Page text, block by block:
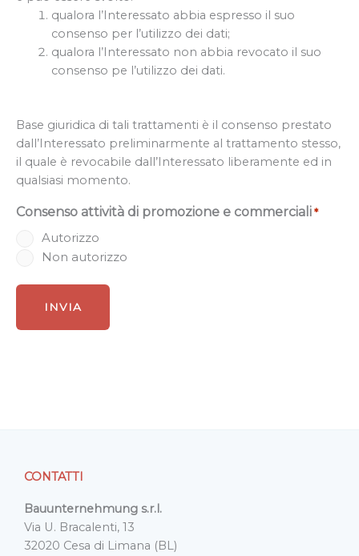
qualora l’Interessato abbia espresso il suo
consenso per l’utilizzo dei dati;
qualora l’Interessato non abbia revocato il suo
consenso pe l’utilizzo dei dati.
Base giuridica di tali trattamenti è il consenso prestato
dall’Interessato preliminarmente al trattamento stesso,
il quale è revocabile dall’Interessato liberamente ed in
qualsiasi momento.
Consenso attività di promozione e commerciali *
Autorizzo
Non autorizzo
CONTATTI
Bauunternehmung s.r.l.
Via U. Bracalenti, 13
32020 Cesa di Limana (BL)